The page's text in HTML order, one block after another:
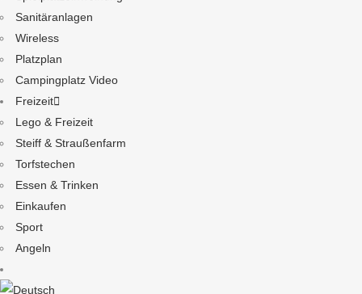
Sanitäranlagen
Wireless
Platzplan
Campingplatz Video
Freizeit
Lego & Freizeit
Steiff & Straußenfarm
Torfstechen
Essen & Trinken
Einkaufen
Sport
Angeln